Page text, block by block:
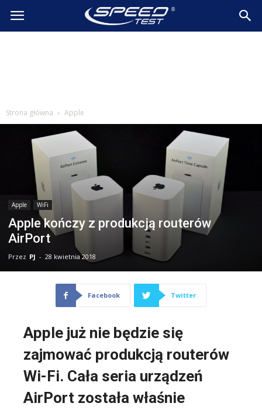
SpeedTest.pl
Strona główna Apple
Apple WiFi
Apple kończy z produkcją routerów
AirPort
Przez PJ - 28 kwietnia 2018
Facebook Twitter
Apple już nie będzie się
zajmować produkcją routerów
Wi-Fi. Cała seria urządzeń
AirPort została właśnie